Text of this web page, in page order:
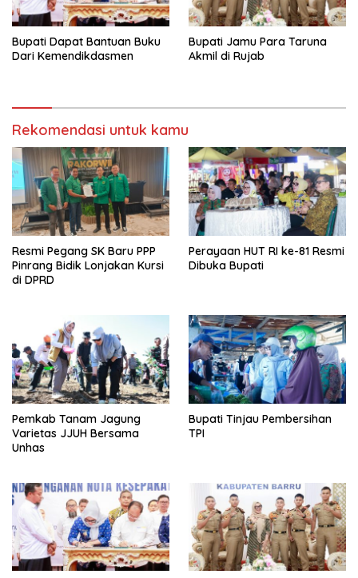
Bupati Dapat Bantuan Buku
Dari Kemendikdasmen
Bupati Jamu Para Taruna
Akmil di Rujab
Rekomendasi untuk kamu
Resmi Pegang SK Baru PPP
Pinrang Bidik Lonjakan Kursi
di DPRD
Perayaan HUT RI ke-81 Resmi
Dibuka Bupati
Pemkab Tanam Jagung
Varietas JJUH Bersama
Unhas
Bupati Tinjau Pembersihan
TPI